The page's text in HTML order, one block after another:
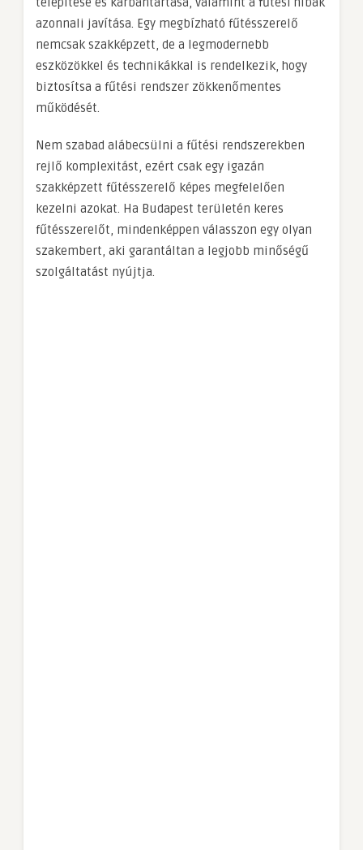
azonnali javítása. Egy megbízható fűtésszerelő
nemcsak szakképzett, de a legmodernebb
eszközökkel és technikákkal is rendelkezik, hogy
biztosítsa a fűtési rendszer zökkenőmentes
működését.
Nem szabad alábecsülni a fűtési rendszerekben
rejlő komplexitást, ezért csak egy igazán
szakképzett fűtésszerelő képes megfelelően
kezelni azokat. Ha Budapest területén keres
fűtésszerelőt, mindenképpen válasszon egy olyan
szakembert, aki garantáltan a legjobb minőségű
szolgáltatást nyújtja.